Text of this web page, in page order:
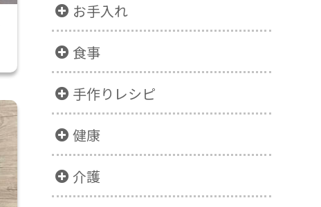
お手入れ
食事
手作りレシピ
健康
介護